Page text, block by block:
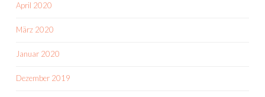
April 2020
März 2020
Januar 2020
Dezember 2019